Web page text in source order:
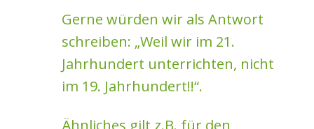
Gerne würden wir als Antwort
schreiben: „Weil wir im 21.
Jahrhundert unterrichten, nicht
im 19. Jahrhundert!!“.
Ähnliches gilt z.B. für den